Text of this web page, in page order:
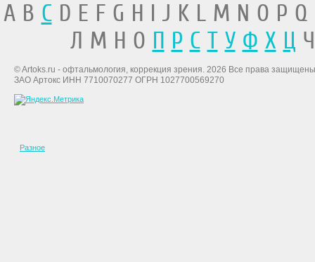
A B CD E F G H I J K L M N O P
Л М Н О П Р С Т У Ф Х Ц
© Artoks.ru - офтальмология, коррекция зрения. 2026 Все права
ЗАО Артокс ИНН 7710070277 ОГРН 1027700569270
Разное